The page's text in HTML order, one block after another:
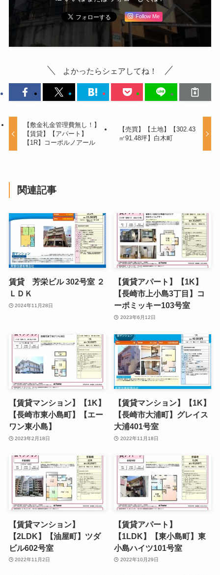
Follow Me
よかったらシェアしてね！
【敷金礼金管理費無し！】
【賃貸】【アパート】
【1R】コーポルノアール
【売買】【土地】【302.43
㎡91.48坪】白木町
関連記事
賃貸 芳栄ビル 302号室 ２
ＬＤＫ
2024年11月28日
【賃貸アパート】【1K】
【長崎市上小島3丁目】コ
ーポミッキー103号室
2023年6月12日
【賃貸マンション】【1K】
【長崎市東小島町】【エー
ワン東小島】
2023年2月18日
【賃貸マンション】【1K】
【長崎市大浦町】グレイス
大浦401号室
2022年11月18日
【賃貸マンション】
【2LDK】【油屋町】ツダ
ビル602号室
2022年11月2日
【賃貸アパート】
【1LDK】【東小島町】東
小島ハイツ101号室
2022年10月29日